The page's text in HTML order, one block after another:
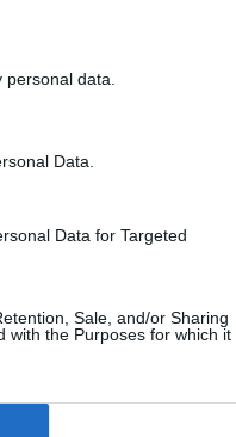
data.
Data.
Data for Targeted
Sale, and/or Sharing
with the Purposes for which it